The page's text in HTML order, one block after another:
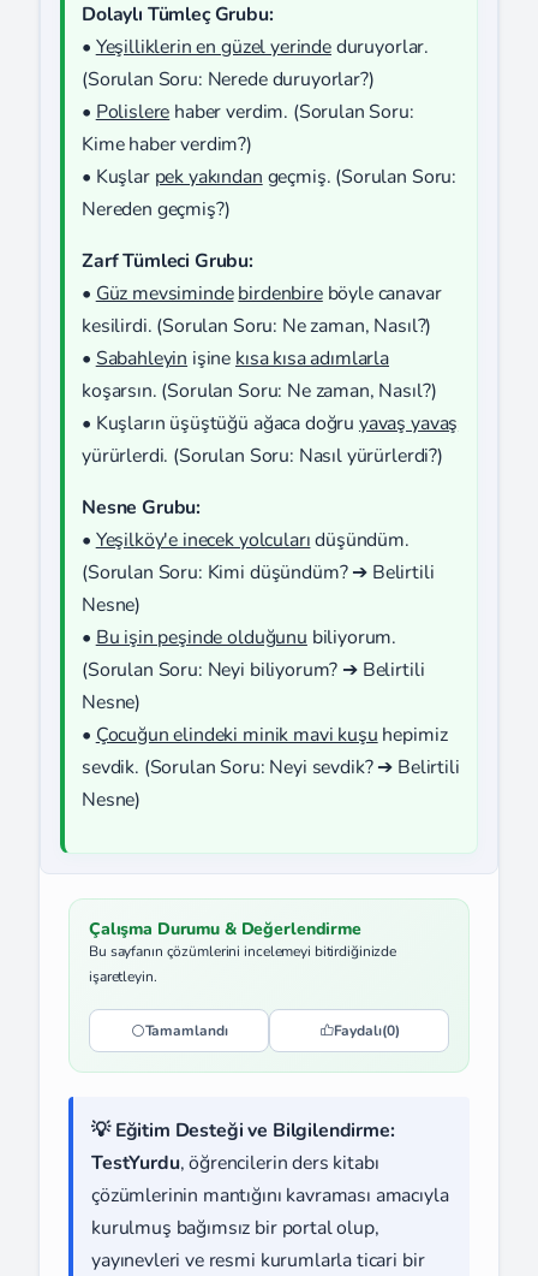
Dolaylı Tümleç Grubu:
•Yeşilliklerin en güzel yerindeduruyorlar.
(Sorulan Soru: Nerede duruyorlar?)
•Polislerehaber verdim. (Sorulan Soru:
Kime haber verdim?)
• Kuşlar pek yakındangeçmiş. (Sorulan Soru:
Nereden geçmiş?)
Zarf Tümleci Grubu:
•Güz mevsimindebirdenbireböyle canavar
kesilirdi. (Sorulan Soru: Ne zaman, Nasıl?)
•Sabahleyin işinekısa kısa adımlarla
koşarsın. (Sorulan Soru: Ne zaman, Nasıl?)
• Kuşların üşüştüğü ağaca doğru yavaş yavaş
yürürlerdi. (Sorulan Soru: Nasıl yürürlerdi?)
Nesne Grubu:
•Yeşilköy'e inecek yolcularıdüşündüm.
(Sorulan Soru: Kimi düşündüm? ➔ Belirtili
Nesne)
•Bu işin peşinde olduğunubiliyorum.
(Sorulan Soru: Neyi biliyorum? ➔ Belirtili
Nesne)
•Çocuğun elindeki minik mavi kuşuhepimiz
sevdik. (Sorulan Soru: Neyi sevdik? ➔ Belirtili
Nesne)
Çalışma Durumu & Değerlendirme
Bu sayfanın çözümlerini incelemeyi bitirdiğinizde
işaretleyin.
Tamamlandı Faydalı(0)
💡 Eğitim Desteği ve Bilgilendirme:
TestYurdu, öğrencilerin ders kitabı
çözümlerinin mantığını kavraması amacıyla
kurulmuş bağımsız bir portal olup,
yayınevleri ve resmi kurumlarla ticari bir